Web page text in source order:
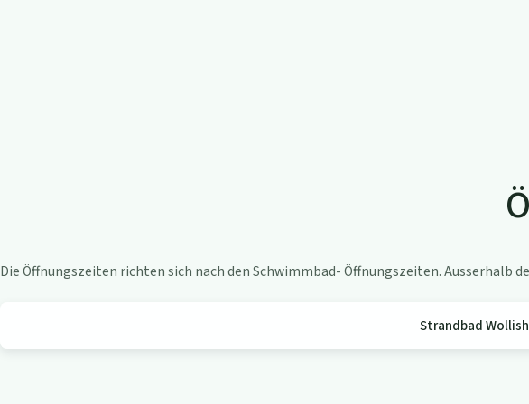
r
a
Die Öffnungszeiten richten sich nach den Schwimmbad- Öffnungszeiten. Ausserhalb
Strandbad